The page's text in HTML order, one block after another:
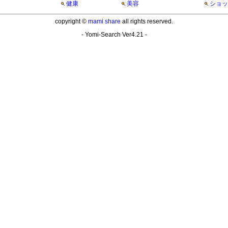
健康 美容 ショ
copyright © mami share all rights reserved.
- Yomi-Search Ver4.21 -